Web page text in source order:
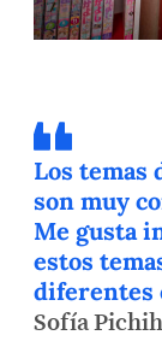
Los temas
son muy
Me gusta
estos
diferentes
Sofía